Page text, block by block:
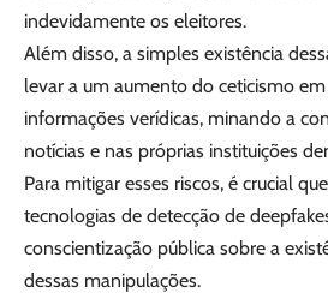
indevidamente os eleitores.
Além disso, a simples existência
levar a um aumento do ceticismo em
informações verídicas, minando a
notícias e nas próprias instituições
Para mitigar esses riscos, é crucial
tecnologias de detecção de
conscientização pública sobre a
dessas manipulações.